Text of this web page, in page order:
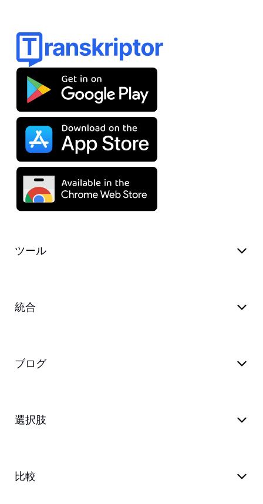
ツール
統合
ブログ
選択肢
比較